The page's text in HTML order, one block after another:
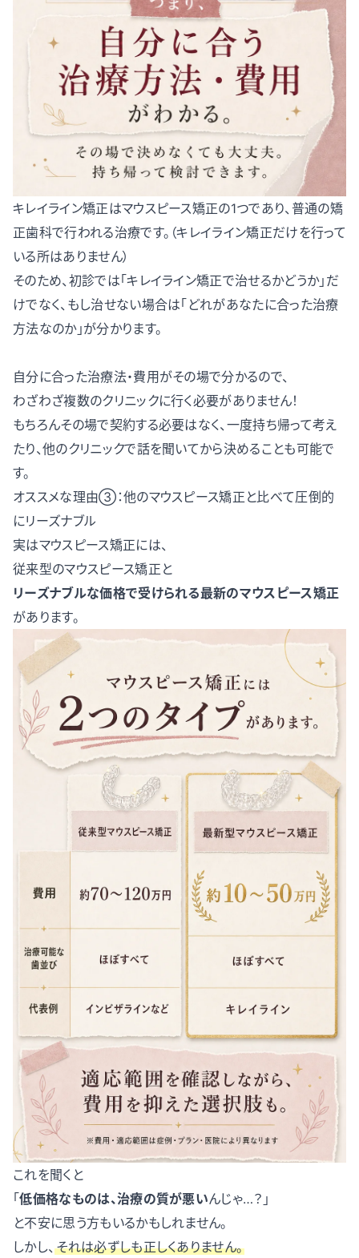
キレイライン矯正はマウスピース矯正の1つであり、普通の矯
正歯科で行われる治療です。（キレイライン矯正だけを行って
いる所はありません）
そのため、初診では「キレイライン矯正で治せるかどうか」だ
けでなく、もし治せない場合は「どれがあなたに合った治療
方法なのか」が分かります。
自分に合った治療法・費用がその場で分かるので、
わざわざ複数のクリニックに行く必要がありません！
もちろんその場で契約する必要はなく、一度持ち帰って考え
たり、他のクリニックで話を聞いてから決めることも可能で
す。
オススメな理由③：他のマウスピース矯正と比べて圧倒的
にリーズナブル
実はマウスピース矯正には、
従来型のマウスピース矯正と
リーズナブルな価格で受けられる最新のマウスピース矯正
があります。
これを聞くと
「低価格なものは、治療の質が悪いんじゃ…？」
と不安に思う方もいるかもしれません。
しかし、それは必ずしも正しくありません。